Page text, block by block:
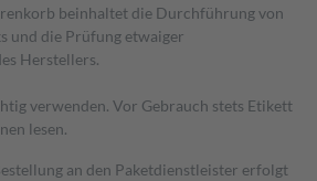
beinhaltet die Durchführung von
und die Prüfung etwaiger
Herstellers.
verwenden. Vor Gebrauch stets Etikett
lesen.
an den Paketdienstleister erfolgt